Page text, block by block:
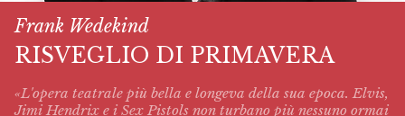
Frank Wedekind
RISVEGLIO DI PRIMAVERA
«L'opera teatrale più bella e longeva della sua epoca. Elvis,
Jimi Hendrix e i Sex Pistols non turbano più nessuno ormai